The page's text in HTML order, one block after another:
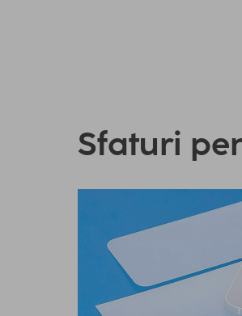
Sfaturi